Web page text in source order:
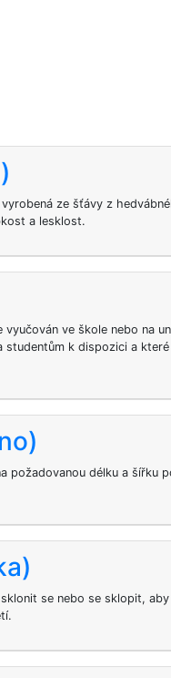
ze šťávy z
a lesklost.
vyučován ve škole nebo na
studentům k dispozici a
požadovanou délku a šířku
se nebo se sklopit,